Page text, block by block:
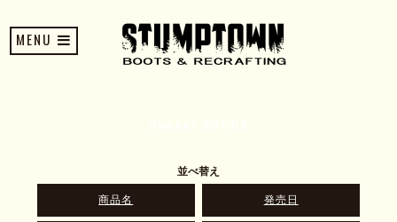
MENU
並べ替え
商品名 発売日